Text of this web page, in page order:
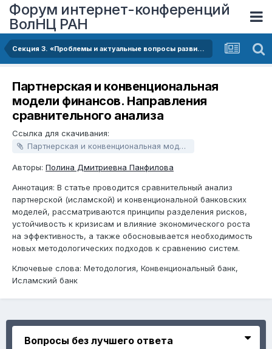
Форум интернет-конференций
ВолНЦ РАН
Секция 3. «Проблемы и актуальные вопросы развития финансовой системы»
Партнерская и конвенциональная
модели финансов. Направления
сравнительного анализа
Ссылка для скачивания:
Партнерская и конвенциональная модели финансов. Направления сравнительного анализа.docx
Авторы: Полина Дмитриевна Панфилова
Аннотация: В статье проводится сравнительный анализ
партнерской (исламской) и конвенциональной банковских
моделей, рассматриваются принципы разделения рисков,
устойчивость к кризисам и влияние экономического роста
на эффективность, а также обосновывается необходимость
новых методологических подходов к сравнению систем.
Ключевые слова: Методология, Конвенциональный банк,
Исламский банк
Вопросы без лучшего ответа